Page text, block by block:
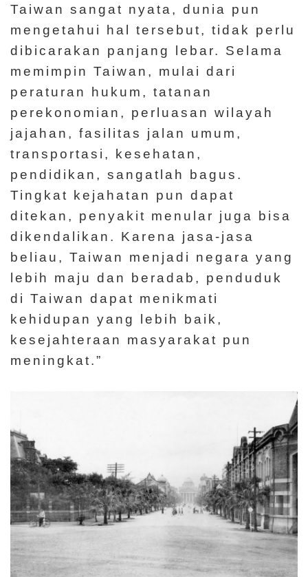
Taiwan sangat nyata, dunia pun
mengetahui hal tersebut, tidak perlu
dibicarakan panjang lebar. Selama
memimpin Taiwan, mulai dari
peraturan hukum, tatanan
perekonomian, perluasan wilayah
jajahan, fasilitas jalan umum,
transportasi, kesehatan,
pendidikan, sangatlah bagus.
Tingkat kejahatan pun dapat
ditekan, penyakit menular juga bisa
dikendalikan. Karena jasa-jasa
beliau, Taiwan menjadi negara yang
lebih maju dan beradab, penduduk
di Taiwan dapat menikmati
kehidupan yang lebih baik,
kesejahteraan masyarakat pun
meningkat.”